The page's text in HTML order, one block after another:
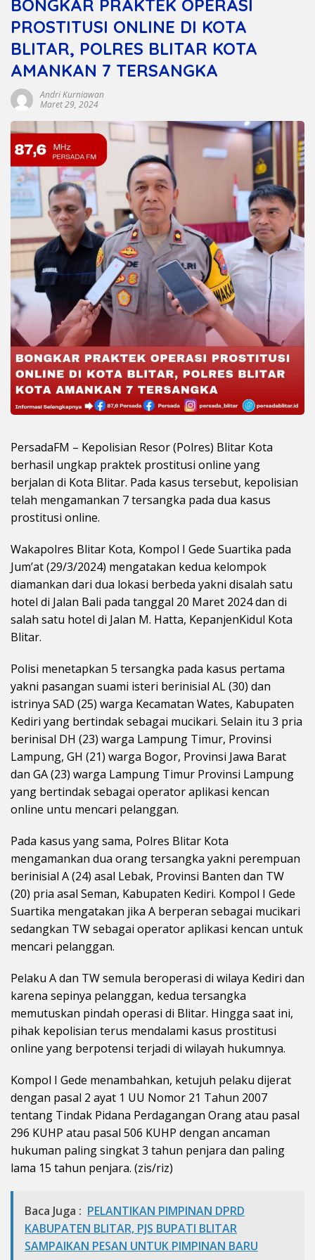
BONGKAR PRAKTEK OPERASI
PROSTITUSI ONLINE DI KOTA
BLITAR, POLRES BLITAR KOTA
AMANKAN 7 TERSANGKA
Andri Kurniawan
Maret 29, 2024
PersadaFM – Kepolisian Resor (Polres) Blitar Kota
berhasil ungkap praktek prostitusi online yang
berjalan di Kota Blitar. Pada kasus tersebut, kepolisian
telah mengamankan 7 tersangka pada dua kasus
prostitusi online.
Wakapolres Blitar Kota, Kompol I Gede Suartika pada
Jum’at (29/3/2024) mengatakan kedua kelompok
diamankan dari dua lokasi berbeda yakni disalah satu
hotel di Jalan Bali pada tanggal 20 Maret 2024 dan di
salah satu hotel di Jalan M. Hatta, KepanjenKidul Kota
Blitar.
Polisi menetapkan 5 tersangka pada kasus pertama
yakni pasangan suami isteri berinisial AL (30) dan
istrinya SAD (25) warga Kecamatan Wates, Kabupaten
Kediri yang bertindak sebagai mucikari. Selain itu 3 pria
berinisal DH (23) warga Lampung Timur, Provinsi
Lampung, GH (21) warga Bogor, Provinsi Jawa Barat
dan GA (23) warga Lampung Timur Provinsi Lampung
yang bertindak sebagai operator aplikasi kencan
online untu mencari pelanggan.
Pada kasus yang sama, Polres Blitar Kota
mengamankan dua orang tersangka yakni perempuan
berinisial A (24) asal Lebak, Provinsi Banten dan TW
(20) pria asal Seman, Kabupaten Kediri. Kompol I Gede
Suartika mengatakan jika A berperan sebagai mucikari
sedangkan TW sebagai operator aplikasi kencan untuk
mencari pelanggan.
Pelaku A dan TW semula beroperasi di wilaya Kediri dan
karena sepinya pelanggan, kedua tersangka
memutuskan pindah operasi di Blitar. Hingga saat ini,
pihak kepolisian terus mendalami kasus prostitusi
online yang berpotensi terjadi di wilayah hukumnya.
Kompol I Gede menambahkan, ketujuh pelaku dijerat
dengan pasal 2 ayat 1 UU Nomor 21 Tahun 2007
tentang Tindak Pidana Perdagangan Orang atau pasal
296 KUHP atau pasal 506 KUHP dengan ancaman
hukuman paling singkat 3 tahun penjara dan paling
lama 15 tahun penjara. (zis/riz)
Baca Juga : PELANTIKAN PIMPINAN DPRD
KABUPATEN BLITAR, PJS BUPATI BLITAR
SAMPAIKAN PESAN UNTUK PIMPINAN BARU